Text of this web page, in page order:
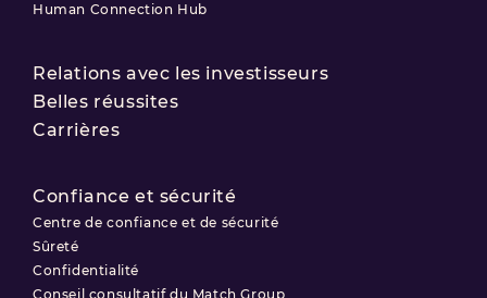
Human Connection Hub
Relations avec les investisseurs
Belles réussites
Carrières
Confiance et sécurité
Centre de confiance et de sécurité
Sûreté
Confidentialité
Conseil consultatif du Match Group